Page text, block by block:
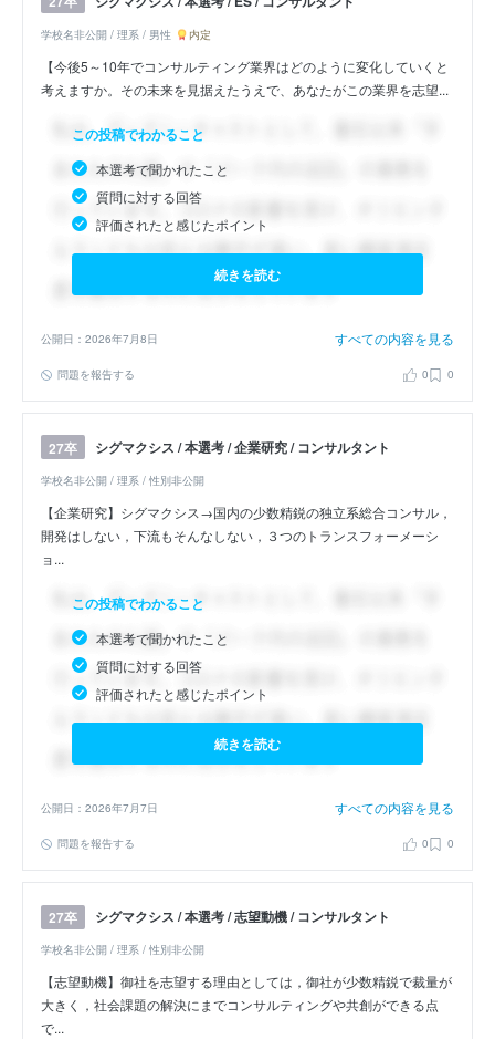
学校名非公開 / 理系 / 男性 内定
【今後5～10年でコンサルティング業界はどのように変化していくと
考えますか。その未来を見据えたうえで、あなたがこの業界を志望...
この投稿でわかること
本選考で聞かれたこと
質問に対する回答
評価されたと感じたポイント
続きを読む
公開日：2026年7月8日 すべての内容を見る
問題を報告する 0 0
27卒 シグマクシス / 本選考 / 企業研究 / コンサルタント
学校名非公開 / 理系 / 性別非公開
【企業研究】シグマクシス→国内の少数精鋭の独立系総合コンサル，
開発はしない，下流もそんなしない，３つのトランスフォーメーシ
ョ...
この投稿でわかること
本選考で聞かれたこと
質問に対する回答
評価されたと感じたポイント
続きを読む
公開日：2026年7月7日 すべての内容を見る
問題を報告する 0 0
27卒 シグマクシス / 本選考 / 志望動機 / コンサルタント
学校名非公開 / 理系 / 性別非公開
【志望動機】御社を志望する理由としては，御社が少数精鋭で裁量が
大きく，社会課題の解決にまでコンサルティングや共創ができる点
で...